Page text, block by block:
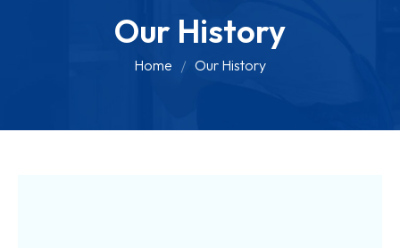
Our History
Home Our History